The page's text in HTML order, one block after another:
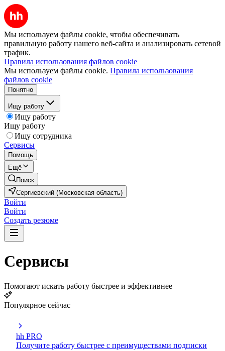
Мы используем файлы cookie, чтобы обеспечивать
правильную работу нашего веб-сайта и анализировать сетевой
трафик.
Правила использования файлов cookie
Мы используем файлы cookie. Правила использования
файлов cookie
Понятно
Ищу работу
Ищу работу
Ищу работу
Ищу сотрудника
Сервисы
Помощь
Ещё
Поиск
Сергиевский (Московская область)
Войти
Войти
Создать резюме
Сервисы
Помогают искать работу быстрее и эффективнее
Популярное сейчас
hh PRO
Получите работу быстрее с преимуществами подписки